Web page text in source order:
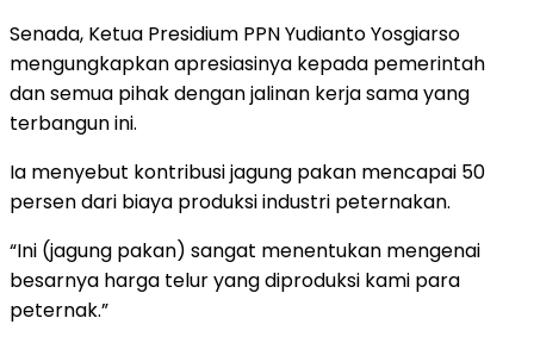
Senada, Ketua Presidium PPN Yudianto Yosgiarso
mengungkapkan apresiasinya kepada pemerintah
dan semua pihak dengan jalinan kerja sama yang
terbangun ini.
Ia menyebut kontribusi jagung pakan mencapai 50
persen dari biaya produksi industri peternakan.
“Ini (jagung pakan) sangat menentukan mengenai
besarnya harga telur yang diproduksi kami para
peternak.”